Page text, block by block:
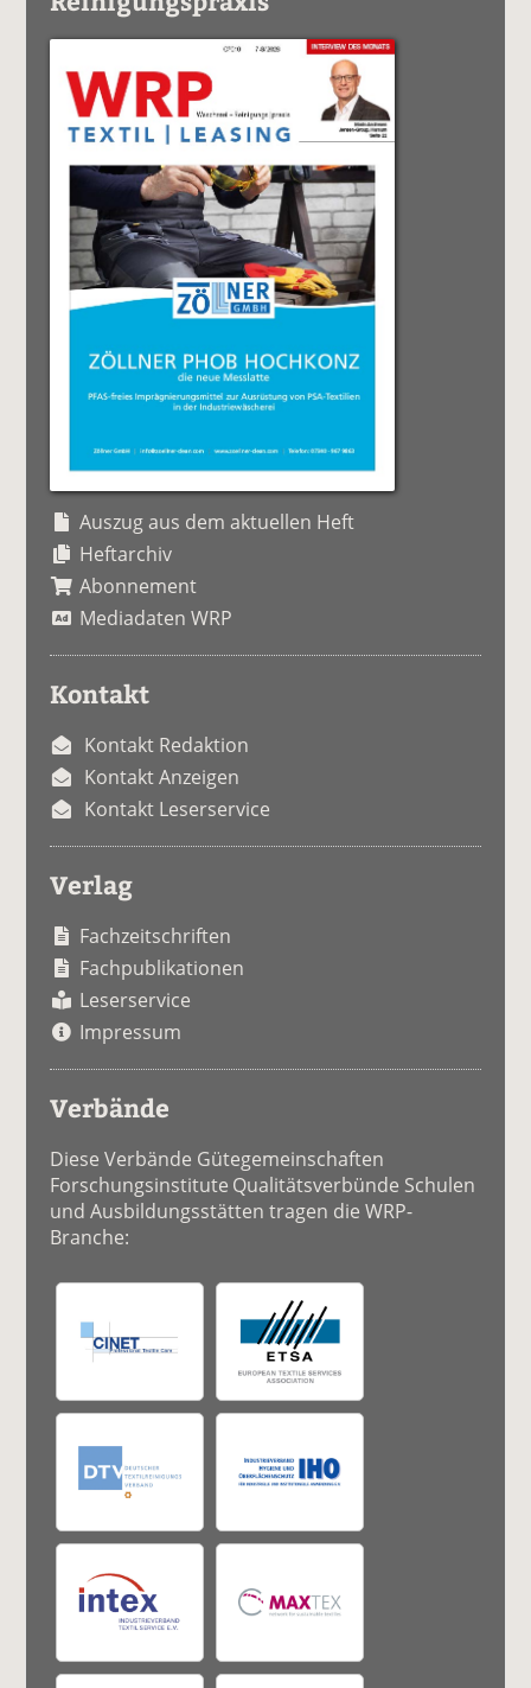
Auszug aus dem aktuellen Heft
Heftarchiv
Abonnement
Mediadaten WRP
Kontakt
Kontakt Redaktion
Kontakt Anzeigen
Kontakt Leserservice
Verlag
Fachzeitschriften
Fachpublikationen
Leserservice
Impressum
Verbände
Diese Verbände Gütegemeinschaften
Forschungsinstitute Qualitätsverbünde Schulen
und Ausbildungsstätten tragen die WRP-
Branche: